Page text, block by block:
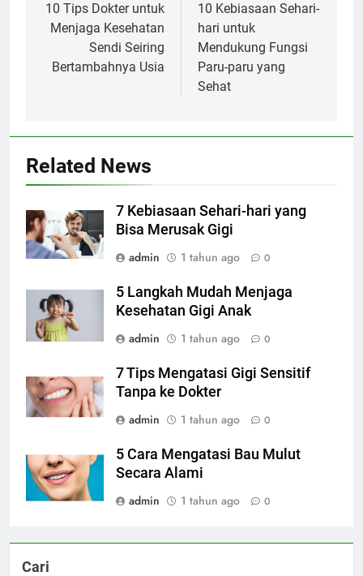
pos
10 Tips Dokter untuk
Menjaga Kesehatan
Sendi Seiring
Bertambahnya Usia
10 Kebiasaan Sehari-
hari untuk
Mendukung Fungsi
Paru-paru yang
Sehat
Related News
7 Kebiasaan Sehari-hari yang
Bisa Merusak Gigi
admin
1 tahun ago 0
5 Langkah Mudah Menjaga
Kesehatan Gigi Anak
admin
1 tahun ago 0
7 Tips Mengatasi Gigi Sensitif
Tanpa ke Dokter
admin
1 tahun ago 0
5 Cara Mengatasi Bau Mulut
Secara Alami
admin
1 tahun ago 0
Cari